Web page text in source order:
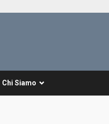
Chi Siamo